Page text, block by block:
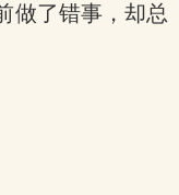
做了错事，却总